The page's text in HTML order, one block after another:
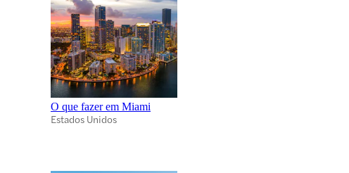
O que fazer em Miami
Estados Unidos